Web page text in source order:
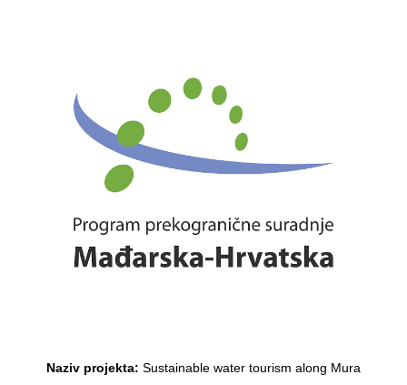
Naziv projekta: Sustainable water tourism along Mura